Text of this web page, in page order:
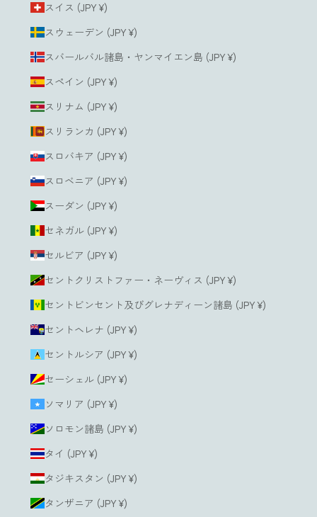
スイス (JPY ¥)
スウェーデン (JPY ¥)
スバールバル諸島・ヤンマイエン島 (JPY ¥)
スペイン (JPY ¥)
スリナム (JPY ¥)
スリランカ (JPY ¥)
スロバキア (JPY ¥)
スロベニア (JPY ¥)
スーダン (JPY ¥)
セネガル (JPY ¥)
セルビア (JPY ¥)
セントクリストファー・ネーヴィス (JPY ¥)
セントビンセント及びグレナディーン諸島 (JPY ¥)
セントヘレナ (JPY ¥)
セントルシア (JPY ¥)
セーシェル (JPY ¥)
ソマリア (JPY ¥)
ソロモン諸島 (JPY ¥)
タイ (JPY ¥)
タジキスタン (JPY ¥)
タンザニア (JPY ¥)